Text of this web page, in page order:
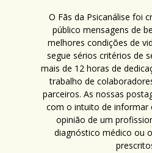
O Fãs da Psicanálise foi
público mensagens de
melhores condições de
segue sérios critérios de
mais de 12 horas de
trabalho de
parceiros. As nossas
com o intuito de informar
opinião de um
diagnóstico médico ou